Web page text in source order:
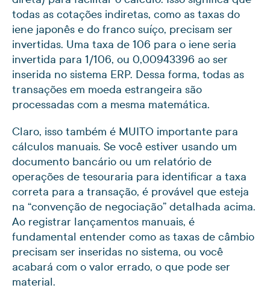
todas as cotações indiretas, como as taxas do
iene japonês e do franco suíço, precisam ser
invertidas. Uma taxa de 106 para o iene seria
invertida para 1/106, ou 0,00943396 ao ser
inserida no sistema ERP. Dessa forma, todas as
transações em moeda estrangeira são
processadas com a mesma matemática.
Claro, isso também é MUITO importante para
cálculos manuais. Se você estiver usando um
documento bancário ou um relatório de
operações de tesouraria para identificar a taxa
correta para a transação, é provável que esteja
na “convenção de negociação” detalhada acima.
Ao registrar lançamentos manuais, é
fundamental entender como as taxas de câmbio
precisam ser inseridas no sistema, ou você
acabará com o valor errado, o que pode ser
material.